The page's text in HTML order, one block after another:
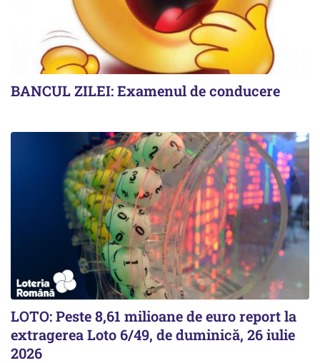
BANCUL ZILEI: Examenul de conducere
LOTO: Peste 8,61 milioane de euro report la
extragerea Loto 6/49, de duminică, 26 iulie
2026